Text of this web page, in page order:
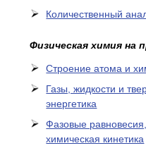
Количественный
Физическая химия на
Cтроение атома и
Газы, жидкости и
энергетика
Фазовые
химическая кинетика